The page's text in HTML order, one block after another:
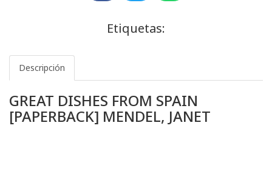
Etiquetas:
Descripción
GREAT DISHES FROM SPAIN
[PAPERBACK] MENDEL, JANET